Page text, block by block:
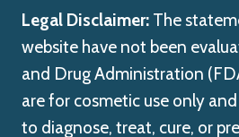
Legal Disclaimer: The
website have not been
and Drug Administration
are for cosmetic use only
to diagnose, treat, cure, or